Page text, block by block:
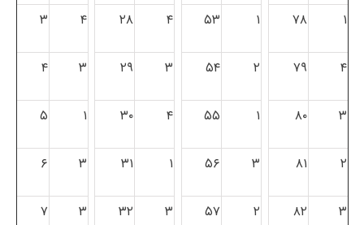
۱ ۷۸ ۱ ۵۳ ۴ ۲۸ ۴ ۳
۴ ۷۹ ۲ ۵۴ ۳ ۲۹ ۳ ۴
۳ ۸۰ ۱ ۵۵ ۴ ۳۰ ۱ ۵
۲ ۸۱ ۳ ۵۶ ۱ ۳۱ ۳ ۶
۳ ۸۲ ۲ ۵۷ ۳ ۳۲ ۳ ۷